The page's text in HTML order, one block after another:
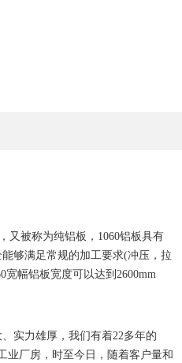
被称为纯铝板，1060铝板具有
够满足常规的加工要求(冲压，拉
宽幅铝板宽度可以达到2600mm
力雄厚，我们有着22多年的
业厂房，时至今日，随着客户量和